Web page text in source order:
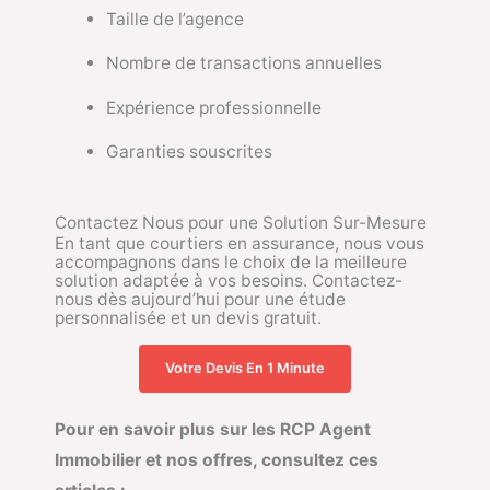
Taille de l’agence
Nombre de transactions annuelles
Expérience professionnelle
Garanties souscrites
Contactez Nous pour une Solution Sur-Mesure
En tant que courtiers en assurance, nous vous
accompagnons dans le choix de la meilleure
solution adaptée à vos besoins. Contactez-
nous dès aujourd’hui pour une étude
personnalisée et un devis gratuit.
Votre Devis En 1 Minute
Pour en savoir plus sur les RCP Agent
Immobilier et nos offres, consultez ces